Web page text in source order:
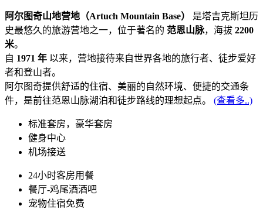
阿尔图奇山地营地（Artuch Mountain Base）
是塔吉克斯坦历
史最悠久的旅游营地之一，位于著名的 范恩山脉，海拔 2200
米。
自 1971 年 以来，营地接待来自世界各地的旅行者、徒步爱好
者和登山者。
阿尔图奇提供舒适的住宿、美丽的自然环境、便捷的交通条
件，是前往范恩山脉湖泊和徒步路线的理想起点。 (查看多..)
标准套房，豪华套房
健身中心
机场接送
24小时客房用餐
餐厅-鸡尾酒酒吧
宠物住宿免费